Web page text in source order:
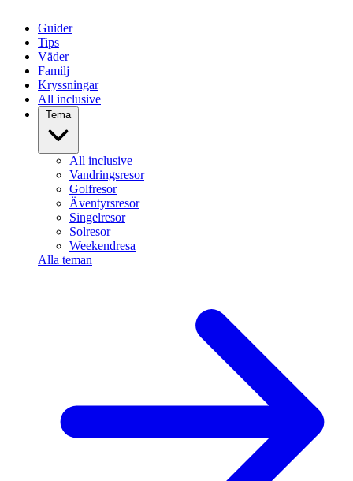
Guider
Tips
Väder
Familj
Kryssningar
All inclusive
Tema
All inclusive
Vandringsresor
Golfresor
Äventyrsresor
Singelresor
Solresor
Weekendresa
Alla teman